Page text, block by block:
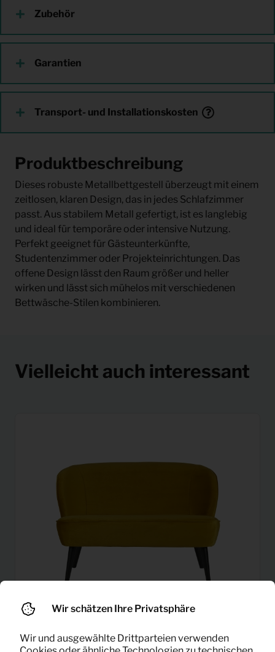
Zubehör
Garantien
Transport- und Installationskosten
Produktbeschreibung
Dieses robuste Metallbettgestell überzeugt mit einem
zeitlosen, klaren Design, das in jedes Schlafzimmer
passt. Aus stabilem Metall gefertigt, ist es langlebig
und ideal für temporäre oder intensive Nutzung.
Perfekt geeignet für Gästeunterkünfte,
Studentenzimmer oder Projekteinrichtungen. Das
offene Design lässt den Raum größer und heller
wirken und lässt sich mühelos mit verschiedenen
Bettwäsche-Stilen kombinieren.
Vielleicht auch interessant
Wir schätzen Ihre Privatsphäre
Wir und ausgewählte Drittparteien verwenden